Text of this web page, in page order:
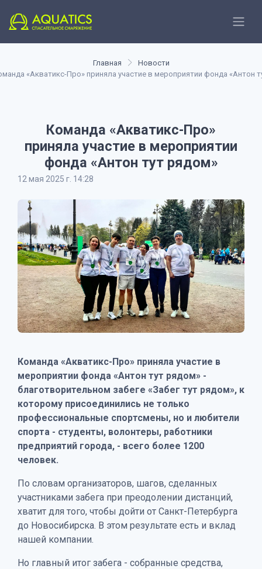
Главная
Новости
«Акватикс-Про» приняла участие в мероприятии фонда «Антон
Команда «Акватикс-Про»
приняла участие в мероприятии
фонда «Антон тут рядом»
12 мая 2025 г. 14:28
Команда «Акватикс-Про» приняла участие в
мероприятии фонда «Антон тут рядом» -
благотворительном забеге «Забег тут рядом», к
которому присоединились не только
профессиональные спортсмены, но и любители
спорта - студенты, волонтеры, работники
предприятий города, - всего более 1200
человек.
По словам организаторов, шагов, сделанных
участниками забега при преодолении дистанций,
хватит для того, чтобы дойти от Санкт-Петербурга
до Новосибирска. В этом результате есть и вклад
нашей компании.
Но главный итог забега - собранные средства,